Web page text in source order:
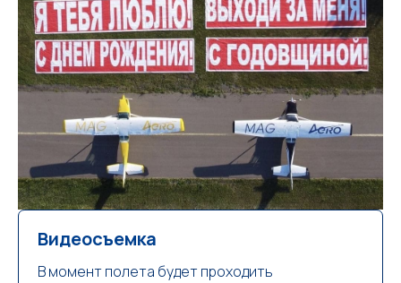
Видеосъемка
В момент полета будет проходить